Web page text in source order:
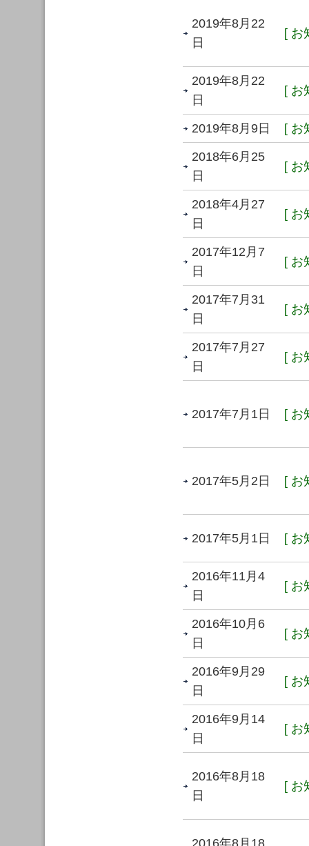
2019年8月22
日
[ お
2019年8月22
日
[ お
2019年8月9日 [ お
2018年6月25
日
[ お
2018年4月27
日
[ お
2017年12月7
日
[ お
2017年7月31
日
[ お
2017年7月27
日
[ お
2017年7月1日 [ お
2017年5月2日 [ お
2017年5月1日 [ お
2016年11月4
日
[ お
2016年10月6
日
[ お
2016年9月29
日
[ お
2016年9月14
日
[ お
2016年8月18
日
[ お
2016年8月18